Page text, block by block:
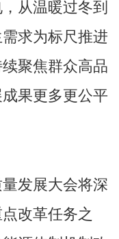
从温暖过冬到
求为标尺推进
聚焦群众高品
果更多更公平
发展大会将深
改革任务之